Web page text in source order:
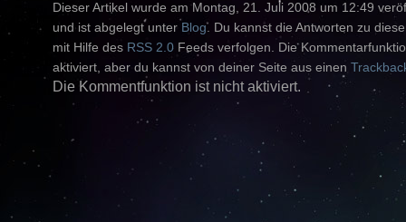
Dieser Artikel wurde am Montag, 21. Juli 2008 um 12:49
und ist abgelegt unter Blog. Du kannst die Antworten zu
mit Hilfe des RSS 2.0 Feeds verfolgen. Die
aktiviert, aber du kannst von deiner Seite aus einen
Die Kommentfunktion ist nicht aktiviert.